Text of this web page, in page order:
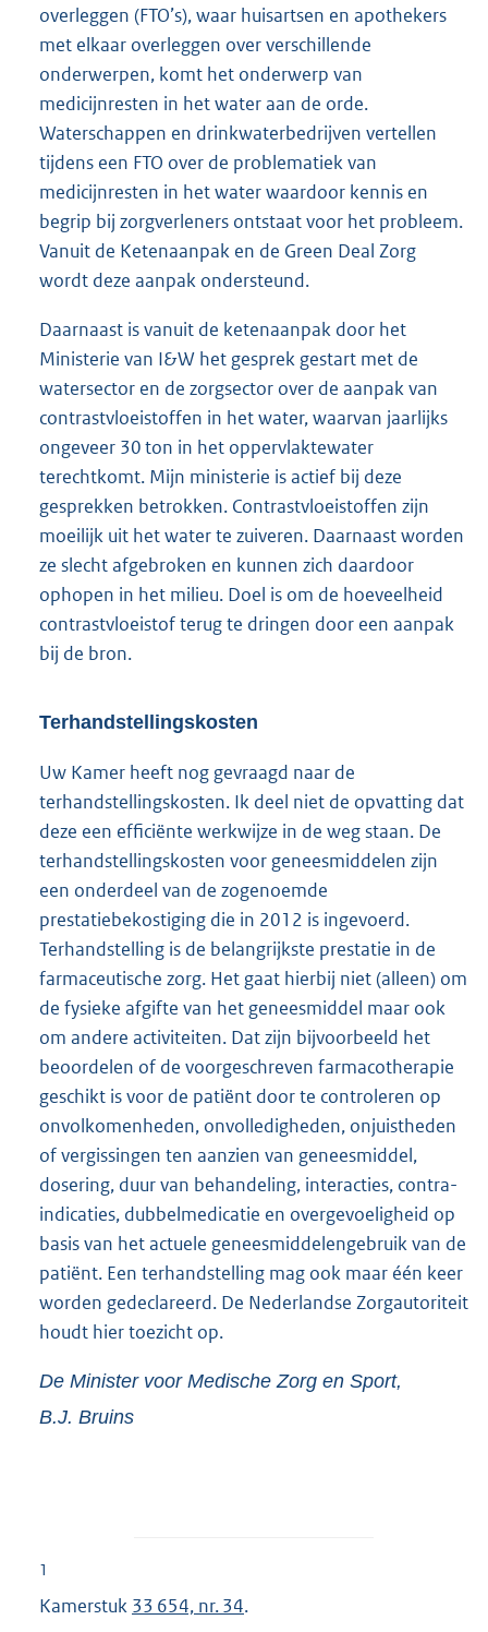
overleggen (FTO’s), waar huisartsen en apothekers
met elkaar overleggen over verschillende
onderwerpen, komt het onderwerp van
medicijnresten in het water aan de orde.
Waterschappen en drinkwaterbedrijven vertellen
tijdens een FTO over de problematiek van
medicijnresten in het water waardoor kennis en
begrip bij zorgverleners ontstaat voor het probleem.
Vanuit de Ketenaanpak en de Green Deal Zorg
wordt deze aanpak ondersteund.
Daarnaast is vanuit de ketenaanpak door het
Ministerie van I&W het gesprek gestart met de
watersector en de zorgsector over de aanpak van
contrastvloeistoffen in het water, waarvan jaarlijks
ongeveer 30 ton in het oppervlaktewater
terechtkomt. Mijn ministerie is actief bij deze
gesprekken betrokken. Contrastvloeistoffen zijn
moeilijk uit het water te zuiveren. Daarnaast worden
ze slecht afgebroken en kunnen zich daardoor
ophopen in het milieu. Doel is om de hoeveelheid
contrastvloeistof terug te dringen door een aanpak
bij de bron.
Terhandstellingskosten
Uw Kamer heeft nog gevraagd naar de
terhandstellingskosten. Ik deel niet de opvatting dat
deze een efficiënte werkwijze in de weg staan. De
terhandstellingskosten voor geneesmiddelen zijn
een onderdeel van de zogenoemde
prestatiebekostiging die in 2012 is ingevoerd.
Terhandstelling is de belangrijkste prestatie in de
farmaceutische zorg. Het gaat hierbij niet (alleen) om
de fysieke afgifte van het geneesmiddel maar ook
om andere activiteiten. Dat zijn bijvoorbeeld het
beoordelen of de voorgeschreven farmacotherapie
geschikt is voor de patiënt door te controleren op
onvolkomenheden, onvolledigheden, onjuistheden
of vergissingen ten aanzien van geneesmiddel,
dosering, duur van behandeling, interacties, contra-
indicaties, dubbelmedicatie en overgevoeligheid op
basis van het actuele geneesmiddelengebruik van de
patiënt. Een terhandstelling mag ook maar één keer
worden gedeclareerd. De Nederlandse Zorgautoriteit
houdt hier toezicht op.
De Minister voor Medische Zorg en Sport,
B.J. Bruins
1
Kamerstuk 33 654, nr. 34.